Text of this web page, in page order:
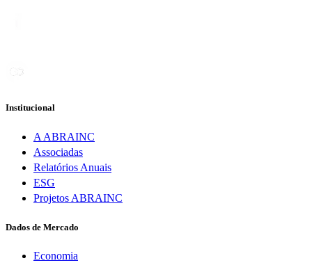
Institucional
A ABRAINC
Associadas
Relatórios Anuais
ESG
Projetos ABRAINC
Dados de Mercado
Economia